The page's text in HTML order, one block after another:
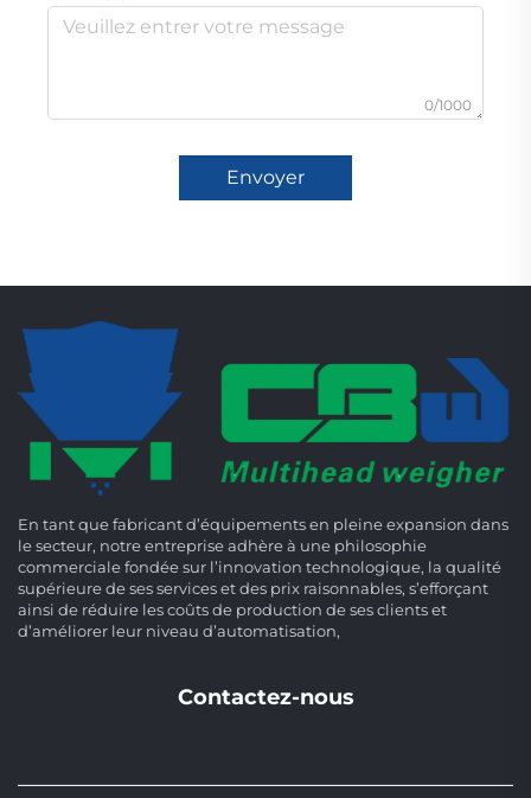
0/1000
Envoyer
En tant que fabricant d’équipements en pleine expansion dans
le secteur, notre entreprise adhère à une philosophie
commerciale fondée sur l’innovation technologique, la qualité
supérieure de ses services et des prix raisonnables, s’efforçant
ainsi de réduire les coûts de production de ses clients et
d’améliorer leur niveau d’automatisation,
Contactez-nous